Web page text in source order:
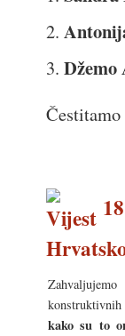
2.
3. Džemo
kako su to